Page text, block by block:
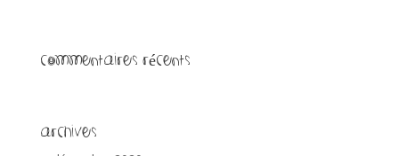
Commentaires récents
Archives